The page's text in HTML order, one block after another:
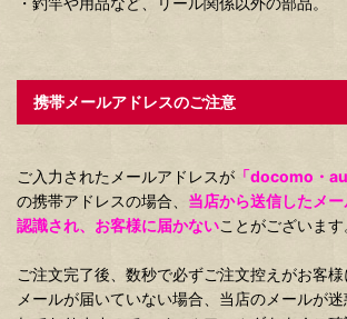
携帯メールアドレスのご注意
ご入力されたメールアドレスが 「docomo・
の携帯アドレスの場合、 当店から送信したメ
認識され、お客様に届かないことがございます
ご注文完了後、数秒で必ずご注文控えがお客様
メールが届いていない場合、当店のメールが